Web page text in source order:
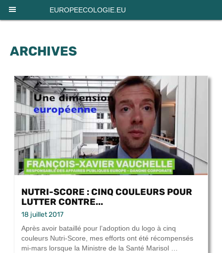
EUROPEECOLOGIE.EU
ARCHIVES
NUTRI-SCORE : CINQ COULEURS POUR
LUTTER CONTRE...
18 juillet 2017
Après avoir bataillé pour l’adoption du logo à cinq
couleurs Nutri-Score, mes efforts ont été récompensés
mi-mars lorsque la Ministre de la Santé Marisol …